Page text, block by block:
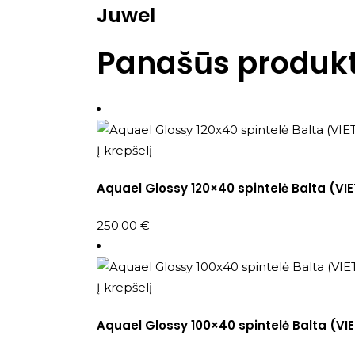
Juwel
Panašūs
Į krepšelį
Aquael Glossy 120×40 spintelė Balta
250.00 €
Į krepšelį
Aquael Glossy 100×40 spintelė Balta